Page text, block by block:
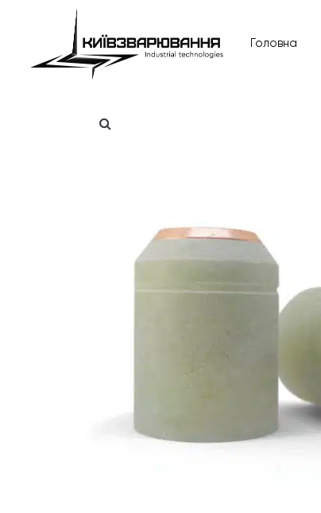
Головна
Доставка та оплата